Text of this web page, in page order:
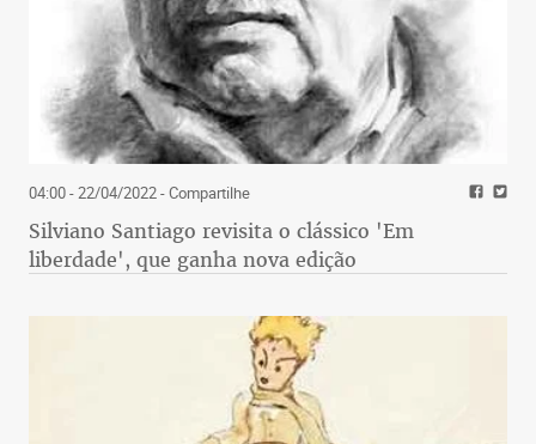
04:00 - 22/04/2022- Compartilhe
Silviano Santiago revisita o clássico 'Em
liberdade', que ganha nova edição